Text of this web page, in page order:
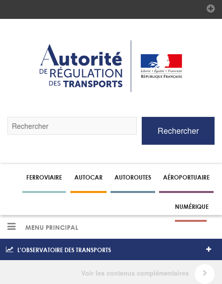
par
pour
recherche
Rechercher
FERROVIAIRE AUTOCAR AUTOROUTES AÉROPORTUAIRE
NUMÉRIQUE
MENU PRINCIPAL
L'OBSERVATOIRE DES TRANSPORTS